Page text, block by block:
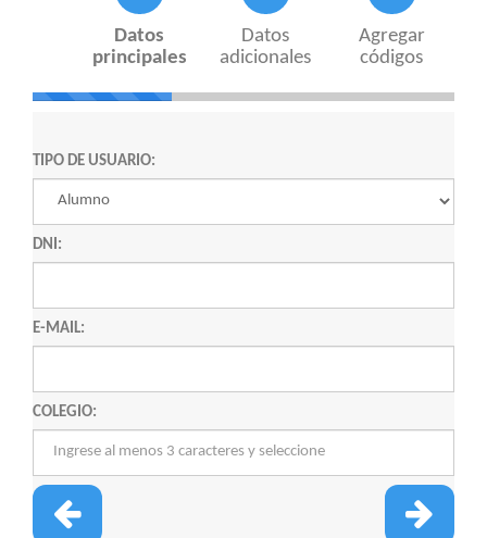
Datos
principales
Datos
adicionales
Agregar
códigos
TIPO DE USUARIO:
DNI:
E-MAIL:
COLEGIO: